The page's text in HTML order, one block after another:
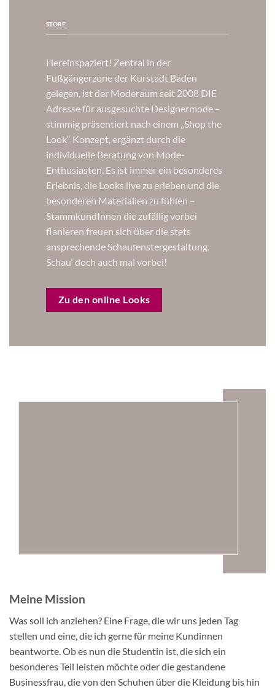
STORE
Hereinspaziert! Zentral in der
Fußgängerzone der Kurstadt Baden
gelegen, ist der Moderaum seit 2008 DIE
Adresse für ausgesuchte Designermode –
stimmig präsentiert nach einem „Shop the
Look“ Konzept, ergänzt durch die
individuelle Beratung von Mode-
Enthusiasten. Es ist immer ein besonderes
Erlebnis, die Looks live zu erleben und die
besonderen Materialien zu fühlen –
StammkundInnen die zufällig vorbei
flanieren freuen sich über die stets
ansprechende Schaufenstergestaltung.
Schau‘ doch auch mal vorbei!
Zu den online Looks
Meine Mission
Was soll ich anziehen? Eine Frage, die wir uns jeden Tag
stellen und eine, die ich gerne für meine Kundinnen
beantworte. Ob es nun die Studentin ist, die sich ein
besonderes Teil leisten möchte oder die gestandene
Businessfrau, die von den Schuhen über die Kleidung bis hin